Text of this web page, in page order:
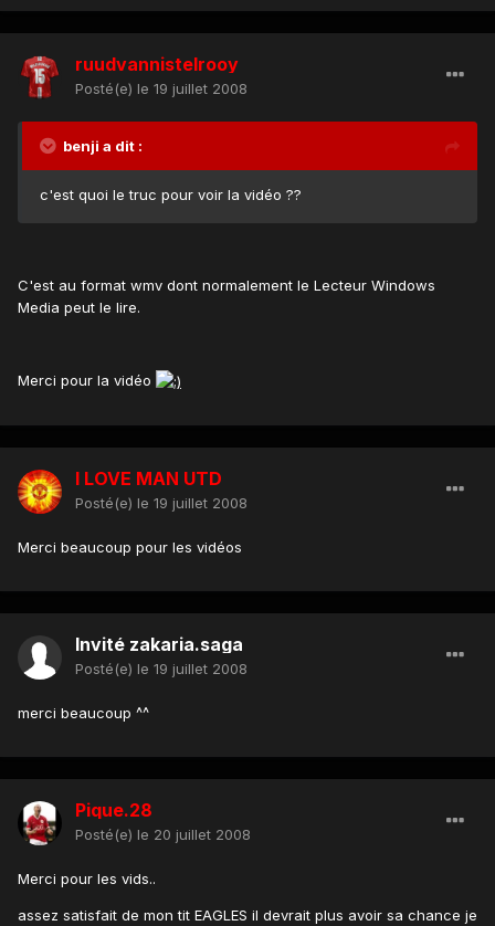
ruudvannistelrooy
Posté(e) le 19 juillet 2008
benji a dit :
c'est quoi le truc pour voir la vidéo ??
C'est au format wmv dont normalement le Lecteur Windows
Media peut le lire.
Merci pour la vidéo
I LOVE MAN UTD
Posté(e) le 19 juillet 2008
Merci beaucoup pour les vidéos
Invité zakaria.saga
Posté(e) le 19 juillet 2008
merci beaucoup ^^
Pique.28
Posté(e) le 20 juillet 2008
Merci pour les vids..
assez satisfait de mon tit EAGLES il devrait plus avoir sa chance je